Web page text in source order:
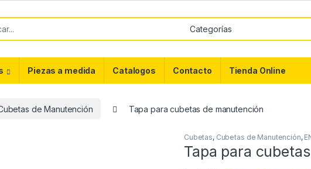
Piezas a medida Catalogos Contacto Tienda Online
de Manutención Tapa para cubetas de manutención
Cubetas, Cubetas de Manutención,
Tapa para